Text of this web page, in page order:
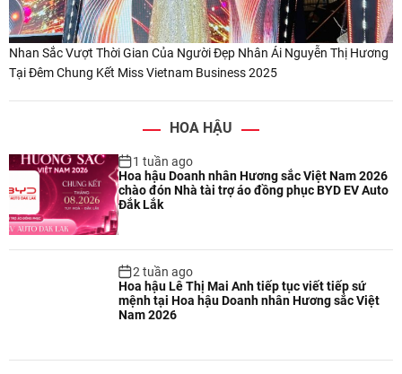
Nhan Sắc Vượt Thời Gian Của Người Đẹp Nhân Ái Nguyễn Thị Hương
Tại Đêm Chung Kết Miss Vietnam Business 2025
HOA HẬU
1 tuần ago
Hoa hậu Doanh nhân Hương sắc Việt Nam 2026
chào đón Nhà tài trợ áo đồng phục BYD EV Auto
Đắk Lắk
2 tuần ago
Hoa hậu Lê Thị Mai Anh tiếp tục viết tiếp sứ
mệnh tại Hoa hậu Doanh nhân Hương sắc Việt
Nam 2026